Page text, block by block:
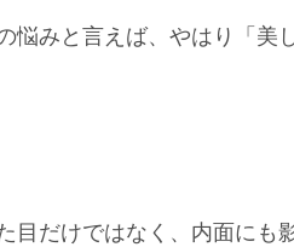
悩みと言えば、やはり「美し
目だけではなく、内面にも